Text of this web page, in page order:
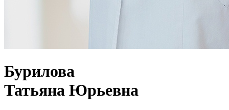
Бурилова
Татьяна Юрьевна